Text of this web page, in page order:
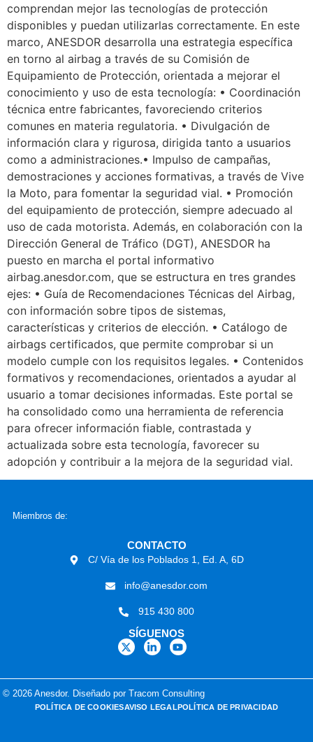
comprendan mejor las tecnologías de protección
disponibles y puedan utilizarlas correctamente. En este
marco, ANESDOR desarrolla una estrategia específica
en torno al airbag a través de su Comisión de
Equipamiento de Protección, orientada a mejorar el
conocimiento y uso de esta tecnología: • Coordinación
técnica entre fabricantes, favoreciendo criterios
comunes en materia regulatoria. • Divulgación de
información clara y rigurosa, dirigida tanto a usuarios
como a administraciones.• Impulso de campañas,
demostraciones y acciones formativas, a través de Vive
la Moto, para fomentar la seguridad vial. • Promoción
del equipamiento de protección, siempre adecuado al
uso de cada motorista. Además, en colaboración con la
Dirección General de Tráfico (DGT), ANESDOR ha
puesto en marcha el portal informativo
airbag.anesdor.com, que se estructura en tres grandes
ejes: • Guía de Recomendaciones Técnicas del Airbag,
con información sobre tipos de sistemas,
características y criterios de elección. • Catálogo de
airbags certificados, que permite comprobar si un
modelo cumple con los requisitos legales. • Contenidos
formativos y recomendaciones, orientados a ayudar al
usuario a tomar decisiones informadas. Este portal se
ha consolidado como una herramienta de referencia
para ofrecer información fiable, contrastada y
actualizada sobre esta tecnología, favorecer su
adopción y contribuir a la mejora de la seguridad vial.
Miembros de:
CONTACTO
C/ Vía de los Poblados 1, Ed. A, 6D
info@anesdor.com
915 430 800
SÍGUENOS
© 2026 Anesdor. Diseñado por Tracom Consulting
POLÍTICA DE COOKIESAVISO LEGALPOLÍTICA DE PRIVACIDAD